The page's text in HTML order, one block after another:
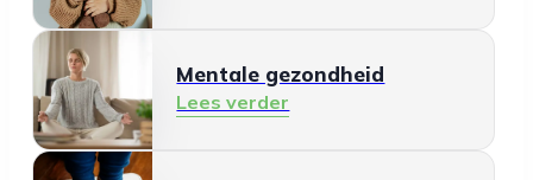
Mentale gezondheid
Lees verder